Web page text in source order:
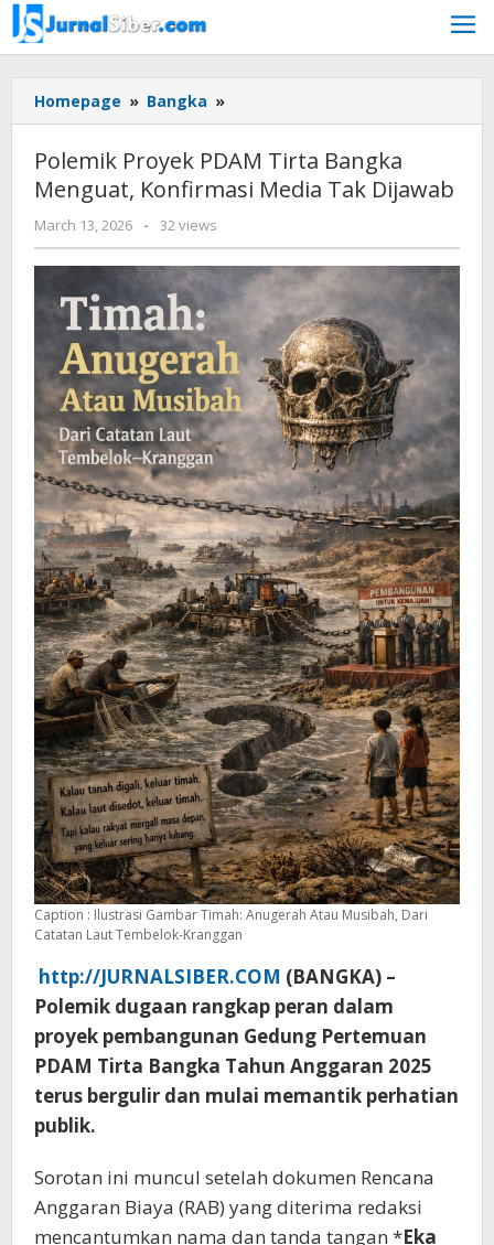
Skip
to
content
Homepage » Bangka »
Proyek
Tirta
Bangka
Media
Tak
Dijawab
Polemik Proyek PDAM Tirta Bangka
Menguat, Konfirmasi Media Tak Dijawab
March 13, 2026
by
Budiyanto
- 32 views
Caption : Ilustrasi Gambar Timah: Anugerah Atau Musibah, Dari
Catatan Laut Tembelok-Kranggan
http://JURNALSIBER.COM (BANGKA) –
Polemik dugaan rangkap peran dalam
proyek pembangunan Gedung Pertemuan
PDAM Tirta Bangka Tahun Anggaran 2025
terus bergulir dan mulai memantik perhatian
publik.
Sorotan ini muncul setelah dokumen Rencana
Anggaran Biaya (RAB) yang diterima redaksi
mencantumkan nama dan tanda tangan *Eka